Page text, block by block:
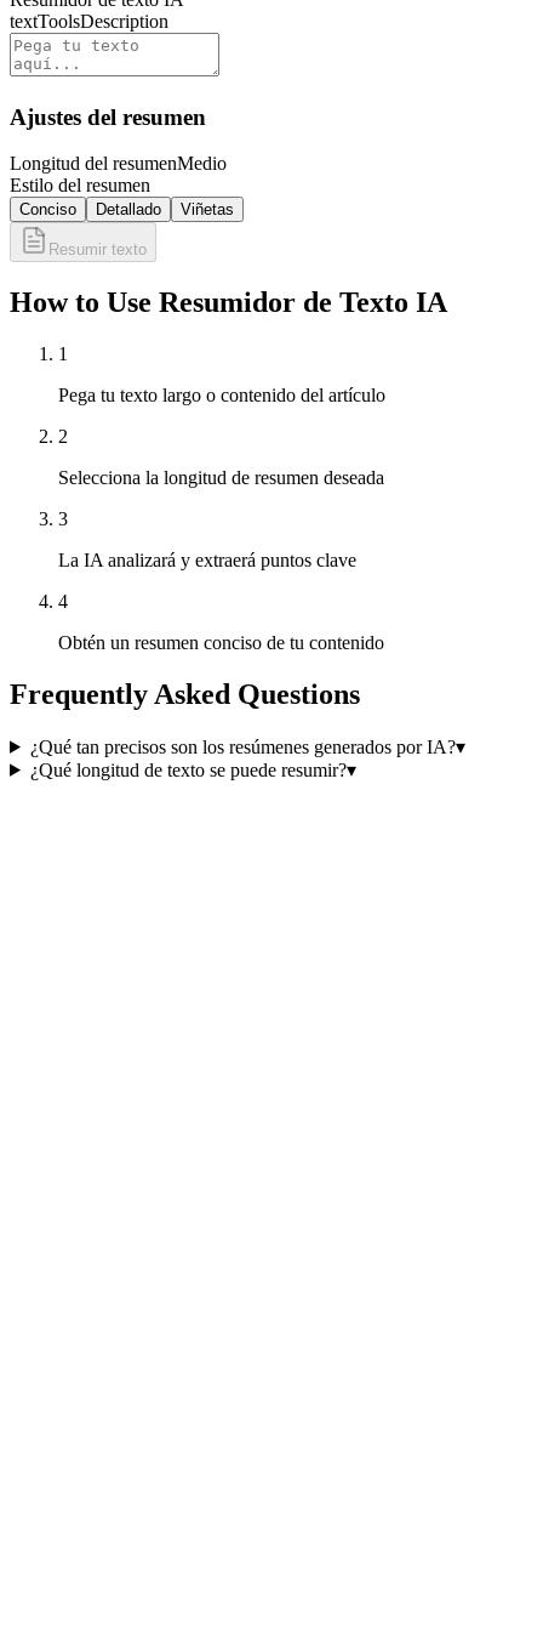
textToolsDescription
Ajustes del resumen
Longitud del resumenMedio
Estilo del resumen
Conciso Detallado Viñetas
Resumir texto
How to Use Resumidor de Texto IA
1
Pega tu texto largo o contenido del artículo
2
Selecciona la longitud de resumen deseada
3
La IA analizará y extraerá puntos clave
4
Obtén un resumen conciso de tu contenido
Frequently Asked Questions
¿Qué tan precisos son los resúmenes generados por IA?▾
¿Qué longitud de texto se puede resumir?▾